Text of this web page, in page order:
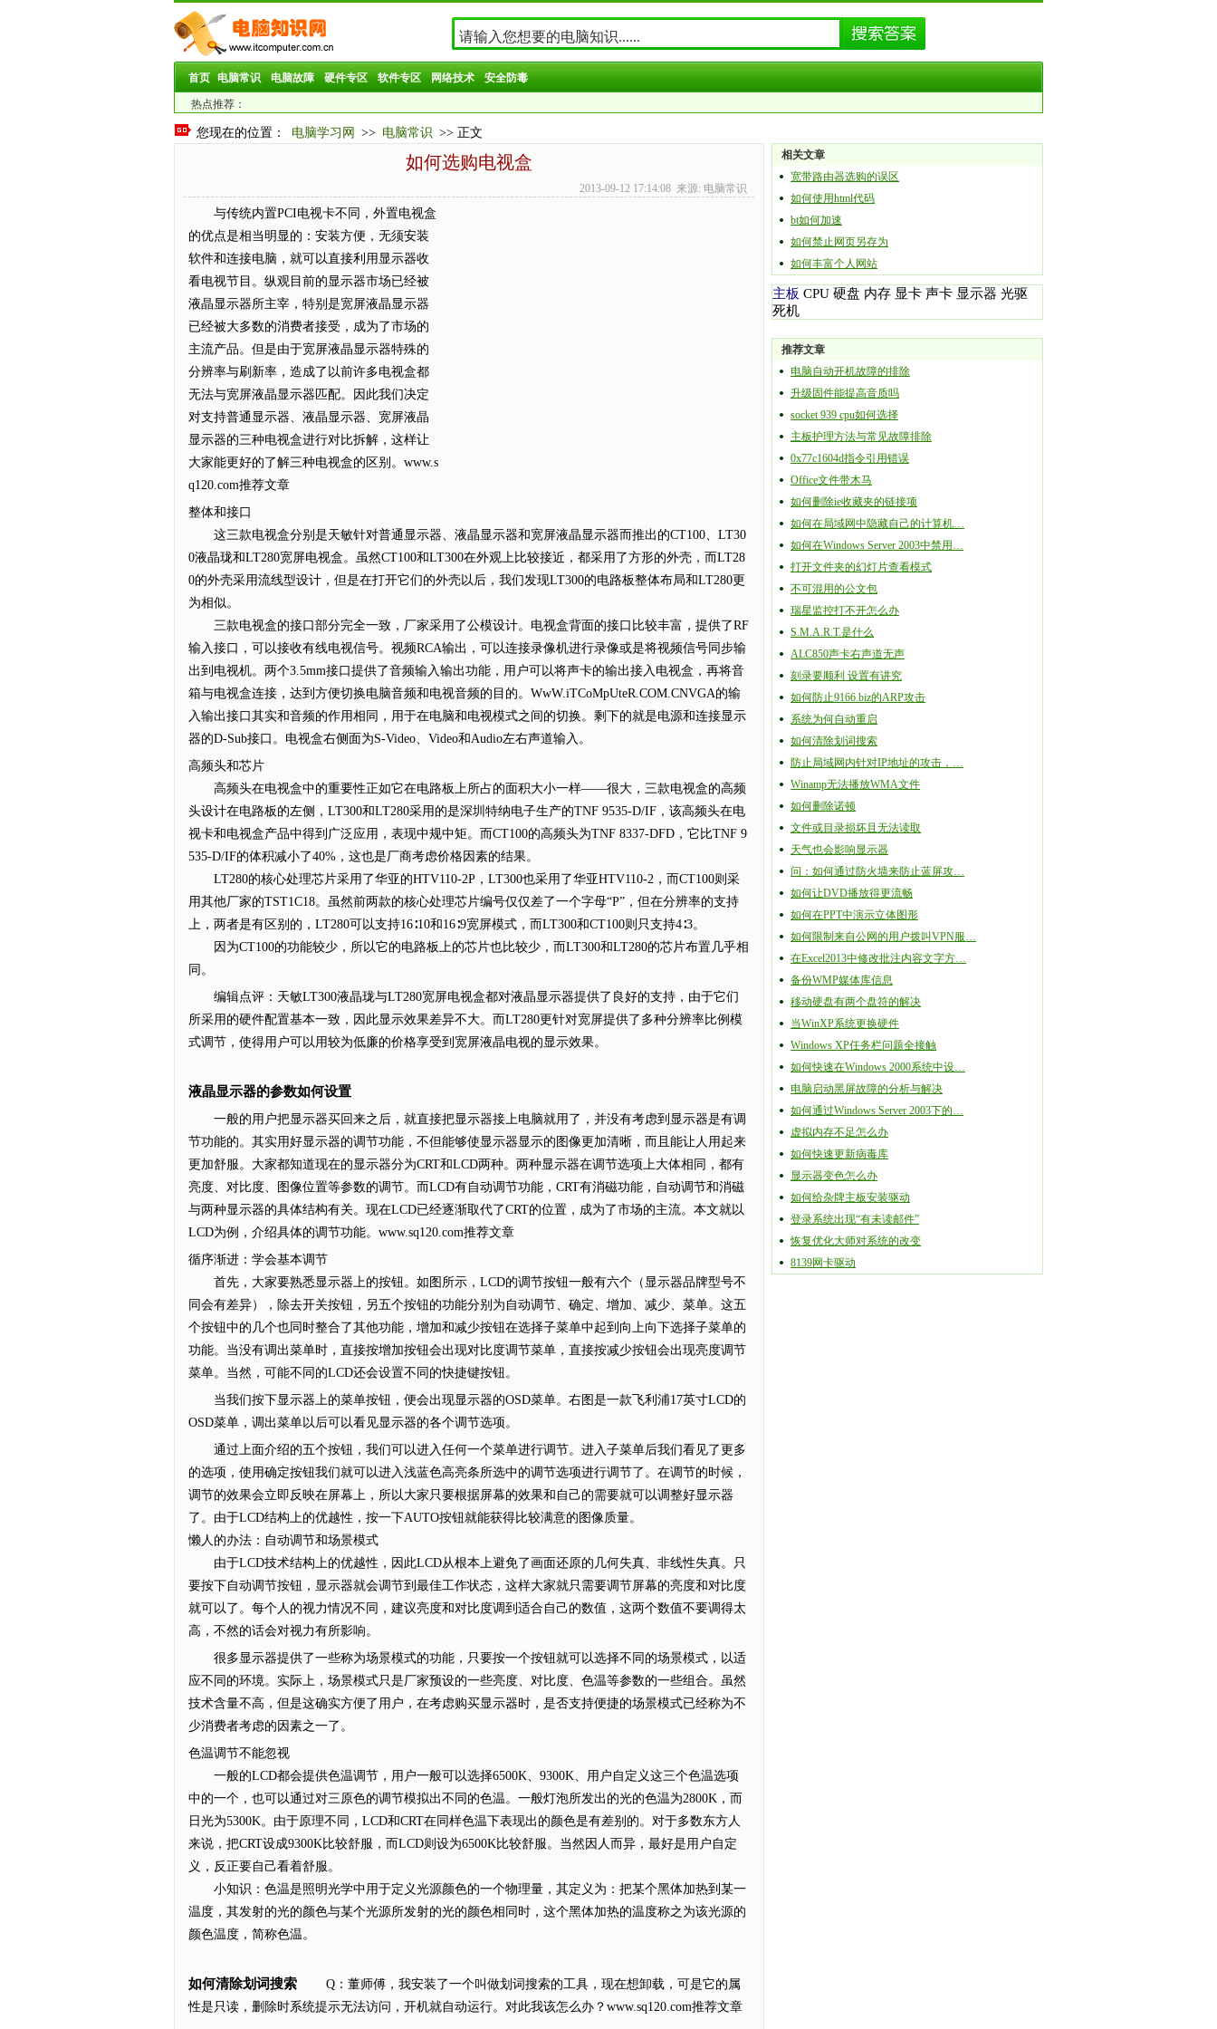
首页 电脑常识 电脑故障 硬件专区 软件专区 网络技术 安全防毒
热点推荐：
您现在的位置： 电脑学习网 >> 电脑常识 >> 正文
如何选购电视盒
2013-09-12 17:14:08 来源: 电脑常识
与传统内置PCI电视卡不同，外置电视盒
的优点是相当明显的：安装方便，无须安装
软件和连接电脑，就可以直接利用显示器收
看电视节目。纵观目前的显示器市场已经被
液晶显示器所主宰，特别是宽屏液晶显示器
已经被大多数的消费者接受，成为了市场的
主流产品。但是由于宽屏液晶显示器特殊的
分辨率与刷新率，造成了以前许多电视盒都
无法与宽屏液晶显示器匹配。因此我们决定
对支持普通显示器、液晶显示器、宽屏液晶
显示器的三种电视盒进行对比拆解，这样让
大家能更好的了解三种电视盒的区别。www.s
q120.com推荐文章
整体和接口
这三款电视盒分别是天敏针对普通显示器、液晶显示器和宽屏液晶显示器而推出的CT100、LT30
0液晶珑和LT280宽屏电视盒。虽然CT100和LT300在外观上比较接近，都采用了方形的外壳，而LT28
0的外壳采用流线型设计，但是在打开它们的外壳以后，我们发现LT300的电路板整体布局和LT280更
为相似。
三款电视盒的接口部分完全一致，厂家采用了公模设计。电视盒背面的接口比较丰富，提供了RF
输入接口，可以接收有线电视信号。视频RCA输出，可以连接录像机进行录像或是将视频信号同步输
出到电视机。两个3.5mm接口提供了音频输入输出功能，用户可以将声卡的输出接入电视盒，再将音
箱与电视盒连接，达到方便切换电脑音频和电视音频的目的。WwW.iTCoMpUteR.COM.CNVGA的输
入输出接口其实和音频的作用相同，用于在电脑和电视模式之间的切换。剩下的就是电源和连接显示
器的D-Sub接口。电视盒右侧面为S-Video、Video和Audio左右声道输入。
高频头和芯片
高频头在电视盒中的重要性正如它在电路板上所占的面积大小一样——很大，三款电视盒的高频
头设计在电路板的左侧，LT300和LT280采用的是深圳特纳电子生产的TNF 9535-D/IF，该高频头在电
视卡和电视盒产品中得到广泛应用，表现中规中矩。而CT100的高频头为TNF 8337-DFD，它比TNF 9
535-D/IF的体积减小了40%，这也是厂商考虑价格因素的结果。
LT280的核心处理芯片采用了华亚的HTV110-2P，LT300也采用了华亚HTV110-2，而CT100则采
用其他厂家的TST1C18。虽然前两款的核心处理芯片编号仅仅差了一个字母“P”，但在分辨率的支持
上，两者是有区别的，LT280可以支持16∶10和16∶9宽屏模式，而LT300和CT100则只支持4∶3。
因为CT100的功能较少，所以它的电路板上的芯片也比较少，而LT300和LT280的芯片布置几乎相
同。
编辑点评：天敏LT300液晶珑与LT280宽屏电视盒都对液晶显示器提供了良好的支持，由于它们
所采用的硬件配置基本一致，因此显示效果差异不大。而LT280更针对宽屏提供了多种分辨率比例模
式调节，使得用户可以用较为低廉的价格享受到宽屏液晶电视的显示效果。
液晶显示器的参数如何设置
一般的用户把显示器买回来之后，就直接把显示器接上电脑就用了，并没有考虑到显示器是有调
节功能的。其实用好显示器的调节功能，不但能够使显示器显示的图像更加清晰，而且能让人用起来
更加舒服。大家都知道现在的显示器分为CRT和LCD两种。两种显示器在调节选项上大体相同，都有
亮度、对比度、图像位置等参数的调节。而LCD有自动调节功能，CRT有消磁功能，自动调节和消磁
与两种显示器的具体结构有关。现在LCD已经逐渐取代了CRT的位置，成为了市场的主流。本文就以
LCD为例，介绍具体的调节功能。www.sq120.com推荐文章
循序渐进：学会基本调节
首先，大家要熟悉显示器上的按钮。如图所示，LCD的调节按钮一般有六个（显示器品牌型号不
同会有差异），除去开关按钮，另五个按钮的功能分别为自动调节、确定、增加、减少、菜单。这五
个按钮中的几个也同时整合了其他功能，增加和减少按钮在选择子菜单中起到向上向下选择子菜单的
功能。当没有调出菜单时，直接按增加按钮会出现对比度调节菜单，直接按减少按钮会出现亮度调节
菜单。当然，可能不同的LCD还会设置不同的快捷键按钮。
当我们按下显示器上的菜单按钮，便会出现显示器的OSD菜单。右图是一款飞利浦17英寸LCD的
OSD菜单，调出菜单以后可以看见显示器的各个调节选项。
通过上面介绍的五个按钮，我们可以进入任何一个菜单进行调节。进入子菜单后我们看见了更多
的选项，使用确定按钮我们就可以进入浅蓝色高亮条所选中的调节选项进行调节了。在调节的时候，
调节的效果会立即反映在屏幕上，所以大家只要根据屏幕的效果和自己的需要就可以调整好显示器
了。由于LCD结构上的优越性，按一下AUTO按钮就能获得比较满意的图像质量。
懒人的办法：自动调节和场景模式
由于LCD技术结构上的优越性，因此LCD从根本上避免了画面还原的几何失真、非线性失真。只
要按下自动调节按钮，显示器就会调节到最佳工作状态，这样大家就只需要调节屏幕的亮度和对比度
就可以了。每个人的视力情况不同，建议亮度和对比度调到适合自己的数值，这两个数值不要调得太
高，不然的话会对视力有所影响。
很多显示器提供了一些称为场景模式的功能，只要按一个按钮就可以选择不同的场景模式，以适
应不同的环境。实际上，场景模式只是厂家预设的一些亮度、对比度、色温等参数的一些组合。虽然
技术含量不高，但是这确实方便了用户，在考虑购买显示器时，是否支持便捷的场景模式已经称为不
少消费者考虑的因素之一了。
色温调节不能忽视
一般的LCD都会提供色温调节，用户一般可以选择6500K、9300K、用户自定义这三个色温选项
中的一个，也可以通过对三原色的调节模拟出不同的色温。一般灯泡所发出的光的色温为2800K，而
日光为5300K。由于原理不同，LCD和CRT在同样色温下表现出的颜色是有差别的。对于多数东方人
来说，把CRT设成9300K比较舒服，而LCD则设为6500K比较舒服。当然因人而异，最好是用户自定
义，反正要自己看着舒服。
小知识：色温是照明光学中用于定义光源颜色的一个物理量，其定义为：把某个黑体加热到某一
温度，其发射的光的颜色与某个光源所发射的光的颜色相同时，这个黑体加热的温度称之为该光源的
颜色温度，简称色温。
如何清除划词搜索 Q：董师傅，我安装了一个叫做划词搜索的工具，现在想卸载，可是它的属
性是只读，删除时系统提示无法访问，开机就自动运行。对此我该怎么办？www.sq120.com推荐文章
相关文章
宽带路由器选购的误区
如何使用html代码
bt如何加速
如何禁止网页另存为
如何丰富个人网站
主板 CPU 硬盘 内存 显卡 声卡 显示器 光驱
死机
推荐文章
电脑自动开机故障的排除
升级固件能提高音质吗
socket 939 cpu如何选择
主板护理方法与常见故障排除
0x77c1604d指令引用错误
Office文件带木马
如何删除ie收藏夹的链接项
如何在局域网中隐藏自己的计算机…
如何在Windows Server 2003中禁用…
打开文件夹的幻灯片查看模式
不可混用的公文包
瑞星监控打不开怎么办
S.M.A.R.T.是什么
ALC850声卡右声道无声
刻录要顺利 设置有讲究
如何防止9166.biz的ARP攻击
系统为何自动重启
如何清除划词搜索
防止局域网内针对IP地址的攻击，…
Winamp无法播放WMA文件
如何删除诺顿
文件或目录损坏且无法读取
天气也会影响显示器
问：如何通过防火墙来防止蓝屏攻…
如何让DVD播放得更流畅
如何在PPT中演示立体图形
如何限制来自公网的用户拨叫VPN服…
在Excel2013中修改批注内容文字方…
备份WMP媒体库信息
移动硬盘有两个盘符的解决
当WinXP系统更换硬件
Windows XP任务栏问题全接触
如何快速在Windows 2000系统中设…
电脑启动黑屏故障的分析与解决
如何通过Windows Server 2003下的…
虚拟内存不足怎么办
如何快速更新病毒库
显示器变色怎么办
如何给杂牌主板安装驱动
登录系统出现“有未读邮件”
恢复优化大师对系统的改变
8139网卡驱动